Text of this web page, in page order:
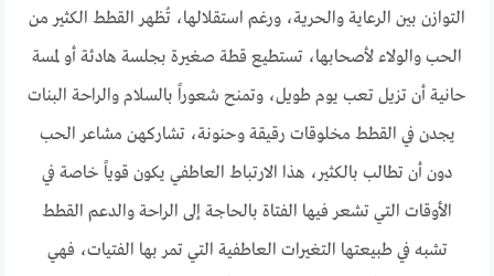
التوازن بين الرعاية والحرية، ورغم استقلالها، تُظهر القطط الكثير من
الحب والولاء لأصحابها، تستطيع قطة صغيرة بجلسة هادئة أو لمسة
حانية أن تزيل تعب يوم طويل، وتمنح شعوراً بالسلام والراحة البنات
يجدن في القطط مخلوقات رقيقة وحنونة، تشاركهن مشاعر الحب
دون أن تطالب بالكثير، هذا الارتباط العاطفي يكون قوياً خاصة في
الأوقات التي تشعر فيها الفتاة بالحاجة إلى الراحة والدعم القطط
تشبه في طبيعتها التغيرات العاطفية التي تمر بها الفتيات، فهي